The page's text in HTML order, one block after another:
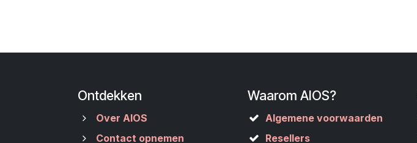
Ontdekken
Over AIOS
Contact opnemen
Waarom AIOS?
Algemene voorwaarden
Resellers